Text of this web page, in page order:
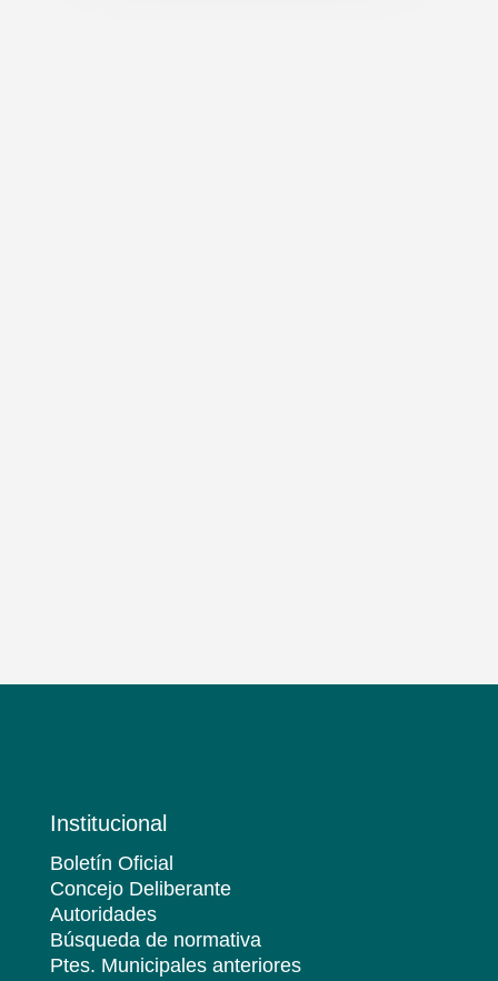
Institucional
Boletín Oficial
Concejo Deliberante
Autoridades
Búsqueda de normativa
Ptes. Municipales anteriores